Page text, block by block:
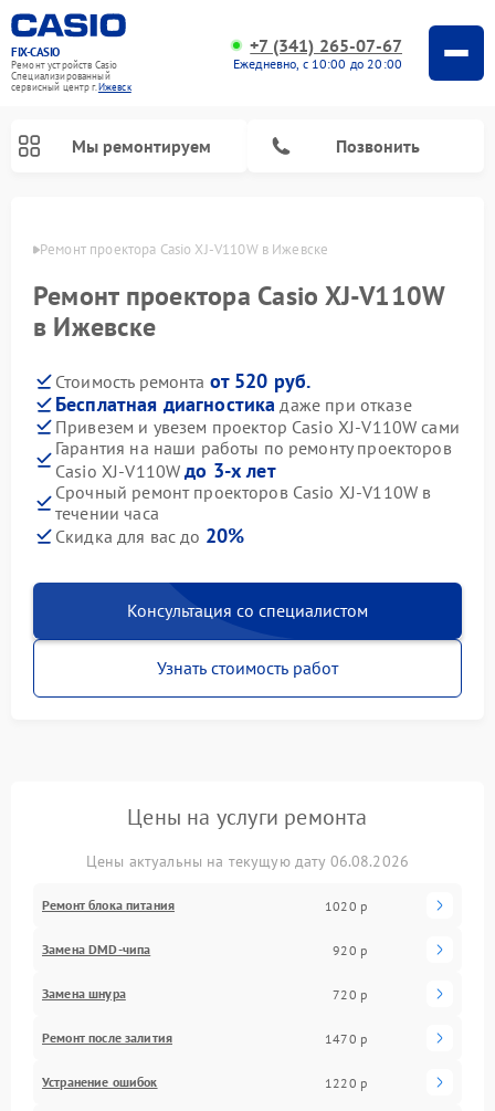
FIX-CASIO
Ремонт устройств Casio
Специализированный
cервисный центр г.Ижевск
+7 (341) 265-07-67
Ежедневно, с 10:00 до 20:00
Мы ремонтируем Позвонить
Ремонт проектора Casio XJ-V110W в Ижевске
Ремонт проектора Casio XJ-V110W
в Ижевске
Стоимость ремонта от 520 руб.
Бесплатная диагностика даже при отказе
Привезем и увезем проектор Casio XJ-V110W сами
Гарантия на наши работы по ремонту проекторов
Casio XJ-V110Wдо 3-х лет
Срочный ремонт проекторов Casio XJ-V110W в
течении часа
Скидка для вас до 20%
Консультация со специалистом
Узнать стоимость работ
Цены на услуги ремонта
Цены актуальны на текущую дату 06.08.2026
Ремонт блока питания 1020 р
Замена DMD-чипа 920 р
Замена шнура 720 р
Ремонт после залития 1470 р
Устранение ошибок 1220 р